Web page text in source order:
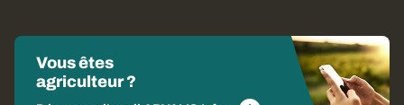
Vous êtes
agriculteur ?